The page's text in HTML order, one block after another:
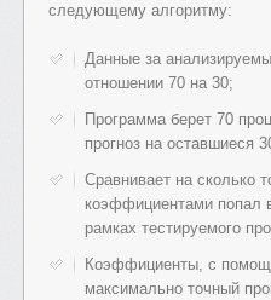
следующему алгоритму:
Данные за
отношении 70 на 30;
Программа берет 70
прогноз на оставшиеся
Сравнивает на сколько
коэффициентами попал
рамках тестируемого
Коэффициенты, с
максимально точный